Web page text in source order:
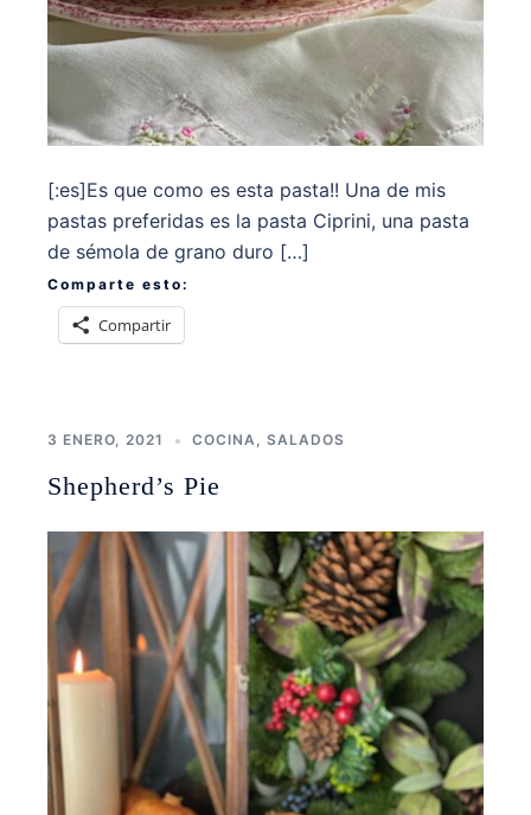
[:es]Es que como es esta pasta!! Una de mis
pastas preferidas es la pasta Ciprini, una pasta
de sémola de grano duro […]
Comparte esto:
Compartir
3 ENERO, 2021 COCINA SALADOS
Shepherd’s Pie